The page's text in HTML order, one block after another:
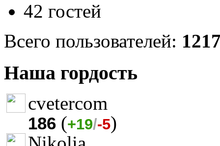
42 гостей
Всего пользователей:
Наша гордость
cvetercom
186 (+19/-5)